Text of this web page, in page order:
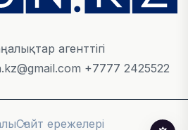
қоныс тойын тойлады
ұйымдастыратын ЖИ
агенттігі
+7777 2425522
Сайт ережелері